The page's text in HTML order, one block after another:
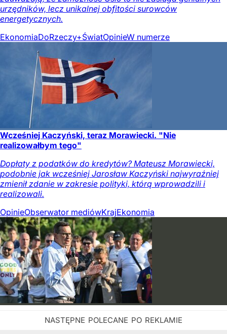
urzędników, lecz unikalnej obfitości surowców
energetycznych.
EkonomiaDoRzeczy+ŚwiatOpinieW numerze
Wcześniej Kaczyński, teraz Morawiecki. "Nie
realizowałbym tego"
Dopłaty z podatków do kredytów? Mateusz Morawiecki,
podobnie jak wcześniej Jarosław Kaczyński najwyraźniej
zmienił zdanie w zakresie polityki, którą wprowadzili i
realizowali.
OpinieObserwator mediówKrajEkonomia